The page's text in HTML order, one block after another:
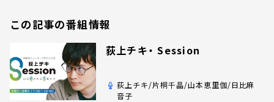
この記事の番組情報
荻上チキ・ Session
荻上チキ/片桐千晶/山本恵里伽/日比麻
音子